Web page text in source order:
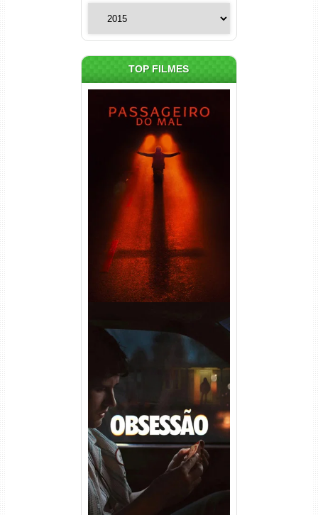
TOP FILMES
Passageiro do Mal Torrent
(2026) WEB-DL 1080p Dual
Áudio
Obsessão Torrent (2026)
WEB-DL 1080p/4K Dual
Áudio